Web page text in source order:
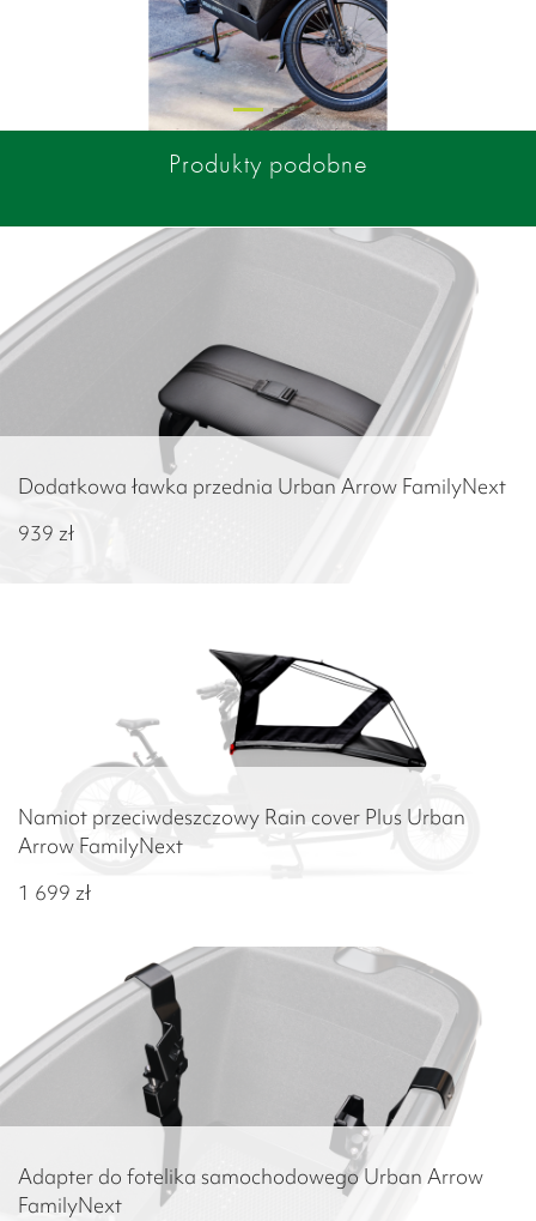
Produkty podobne
Dodatkowa ławka przednia Urban Arrow FamilyNext
939 zł
Namiot przeciwdeszczowy Rain cover Plus Urban
Arrow FamilyNext
1 699 zł
Adapter do fotelika samochodowego Urban Arrow
FamilyNext